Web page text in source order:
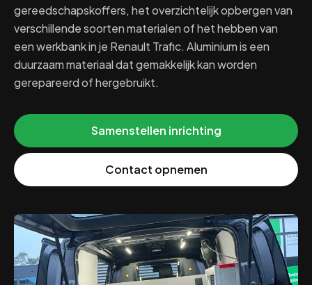
gereedschapskoffers, het overzichtelijk opbergen van
verschillende soorten materialen of het hebben van
een werkbank in je Renault Trafic. Aluminium is een
duurzaam materiaal dat gemakkelijk kan worden
gerepareerd of hergebruikt.
Samenstellen inrichting
Contact opnemen